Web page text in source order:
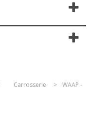
Carrosserie >
WAAP -